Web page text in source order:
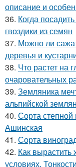
описание и
36. Когда
гвоздики из семян
37. Можно ли
деревья и
38. Что растет на
очаровательных
39. Земляника
альпийской
40. Сорта
Ашинская
41. Сорта
42. Как
условиях.